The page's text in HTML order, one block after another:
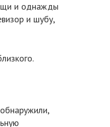
и однажды
и шубу,